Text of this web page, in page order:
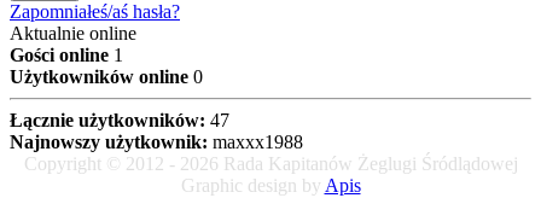
Zapomniałeś/aś hasła?
Aktualnie online
Gości online 1
Użytkowników online 0
Łącznie użytkowników: 47
Najnowszy użytkownik: maxxx1988
Copyright © 2012 - 2026 Rada Kapitanów Żeglugi Śródlądowej
Graphic design by Apis